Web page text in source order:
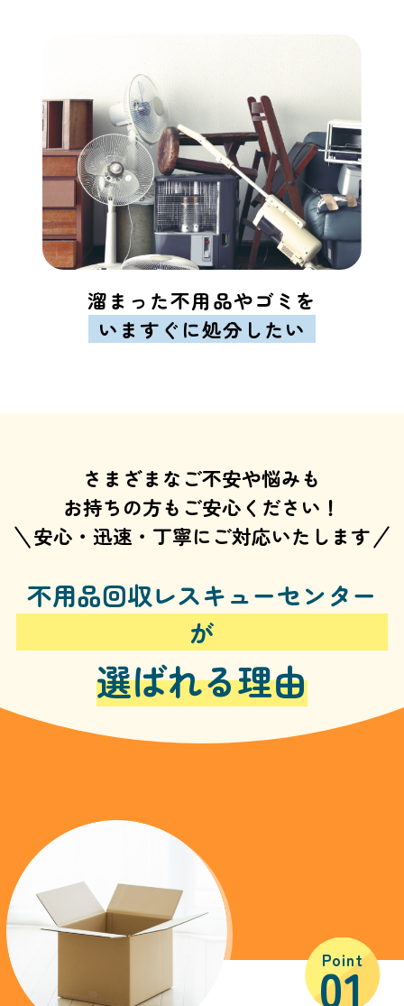
溜まった不用品やゴミを
いますぐに処分したい
さまざまなご不安や悩みも
お持ちの方もご安心ください！
安心・迅速・丁寧にご対応いたします
不用品回収レスキューセンター
が
選ばれる理由
Point
01